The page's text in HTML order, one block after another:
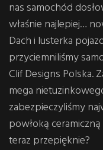
nas samochód
właśnie najlepiej…
Dach i lusterka
przyciemniliśmy
Clif Designs Polska.
mega
zabezpieczyliśmy
powłoką
teraz przepięknie?